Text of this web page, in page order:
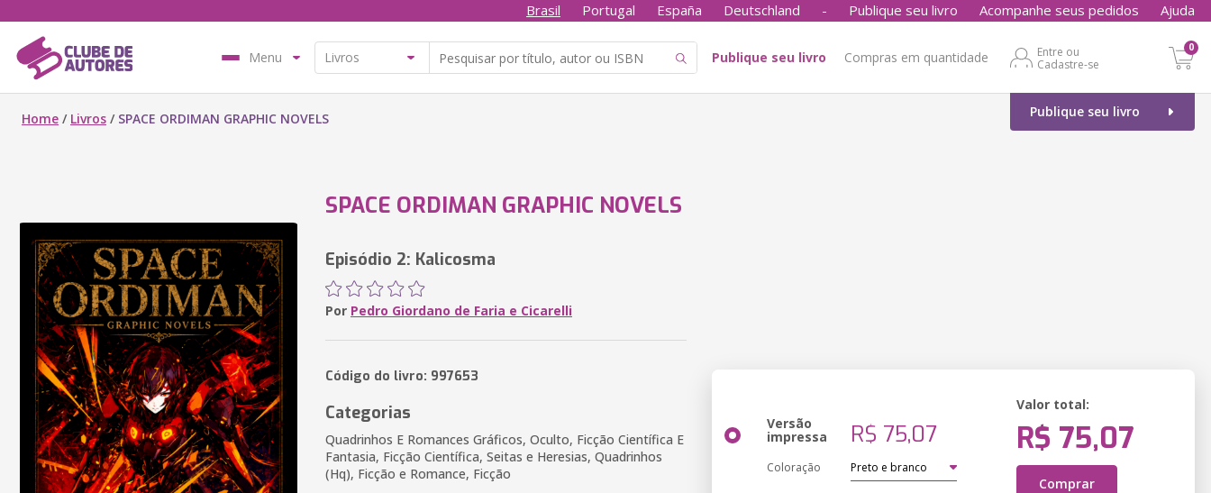
Brasil Portugal España Deutschland - Publique seu livro Acompanhe seus pedidos Ajuda
Menu Publique seu livro Compras em quantidade
Entre ou
Cadastre-se
0
Publique seu livro
Home / Livros / SPACE ORDIMAN GRAPHIC NOVELS
SPACE ORDIMAN GRAPHIC NOVELS
Episódio 2: Kalicosma
Por Pedro Giordano de Faria e Cicarelli
Código do livro: 997653
Categorias
Quadrinhos E Romances Gráficos, Oculto, Ficção Científica E
Fantasia, Ficção Científica, Seitas e Heresias, Quadrinhos
(Hq), Ficção e Romance, Ficção
Versão
impressa R$ 75,07
Coloração
Valor total:
R$ 75,07
Comprar